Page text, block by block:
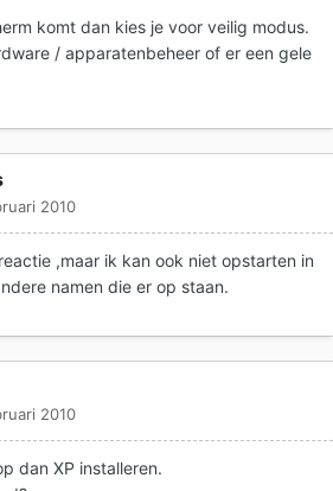
komt dan kies je voor veilig modus.
/ apparatenbeheer of er een gele
2010
,maar ik kan ook niet opstarten in
namen die er op staan.
2010
dan XP installeren.